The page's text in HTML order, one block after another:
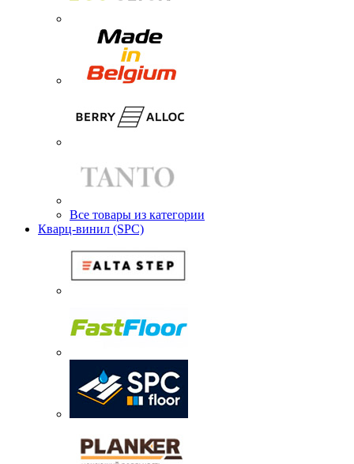
Все товары из категории
Кварц-винил (SPC)